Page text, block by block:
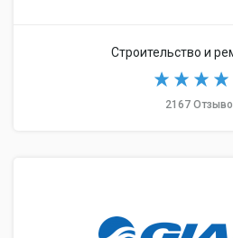
Строительство и
2167